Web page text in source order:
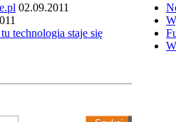
02.09.2011
technologia staje się